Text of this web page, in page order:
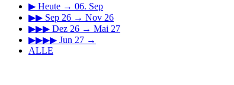
▶ Heute → 06. Sep
▶▶ Sep 26 → Nov 26
▶▶▶ Dez 26 → Mai 27
▶▶▶▶ Jun 27 →
ALLE